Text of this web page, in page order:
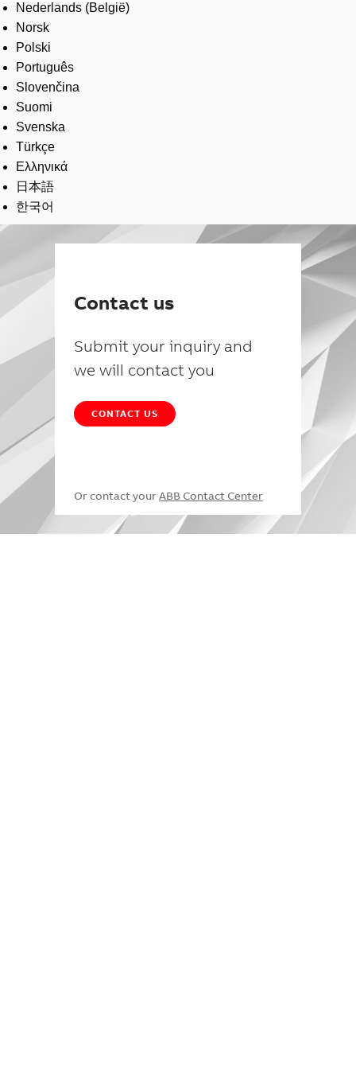
Nederlands (België)
Norsk
Polski
Português
Slovenčina
Suomi
Svenska
Türkçe
Ελληνικά
日本語
한국어
Contact us
Submit your inquiry and
we will contact you
CONTACT US
Or contact your ABB Contact Center